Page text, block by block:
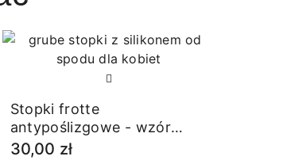
Stopki frotte
antypoślizgowe - wzór
łowicki
30,00 zł